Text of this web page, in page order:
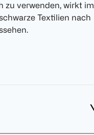
zu verwenden, wirkt im
Textilien nach